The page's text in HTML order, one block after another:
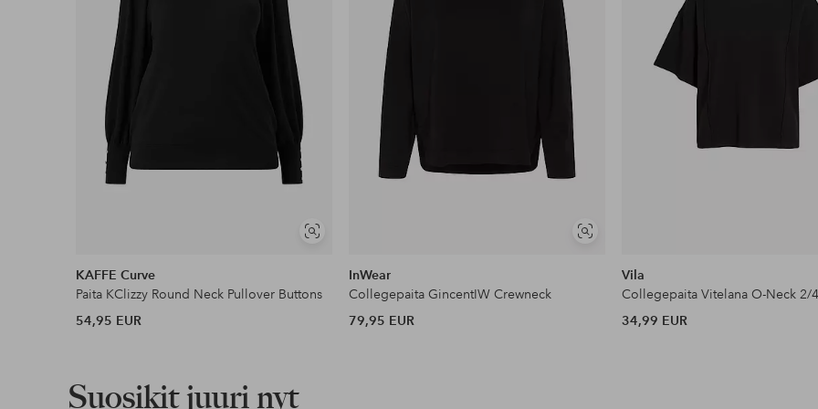
Lue lisää
Näytä
KAFFE Curve
Paita KClizzy Round Neck Pullover Buttons
54,95 EUR
Näytä
InWear
Collegepaita GincentIW Crewneck
79,95 EUR
Vila
34,99 EUR
Suosikit juuri nyt